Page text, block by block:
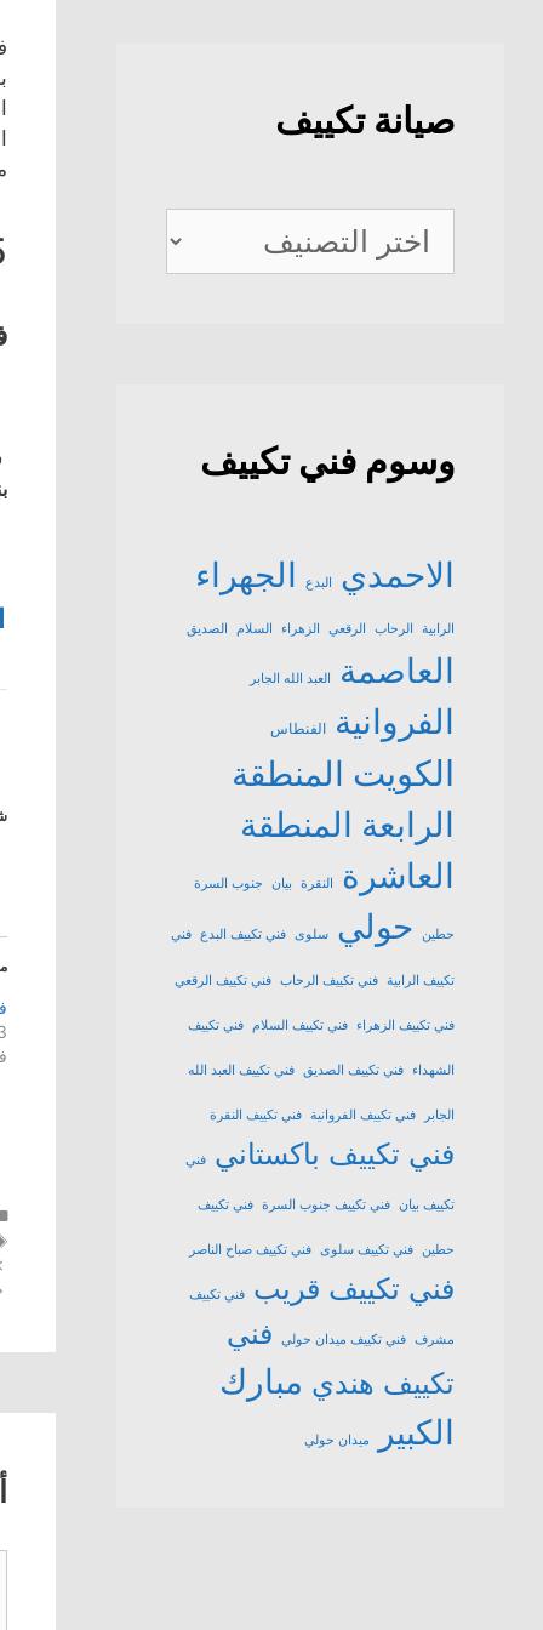
3
صيانة تكييف
صيانة
تكييف
وسوم فني تكييف
الاحمدي البدع الجهراء
الرابية الرحاب الرقعي الزهراء السلام الصديق
العاصمة العبد الله الجابر
الفروانية الفنطاس
الكويت المنطقة
الرابعة المنطقة
العاشرة
النقرة بيان جنوب السرة
حطين حولي سلوى فني تكييف البدع فني
تكييف الرابية فني تكييف الرحاب فني تكييف الرقعي
فني تكييف الزهراء فني تكييف السلام فني تكييف
الشهداء فني تكييف الصديق فني تكييف العبد الله
الجابر فني تكييف الفروانية فني تكييف النقرة
فني تكييف باكستاني فني
تكييف بيان فني تكييف جنوب السرة فني تكييف
حطين فني تكييف سلوى فني تكييف صباح الناصر
فني تكييف قريب فني تكييف
مشرف فني تكييف ميدان حولي
فني
تكييف هندي مبارك
الكبير
ميدان حولي